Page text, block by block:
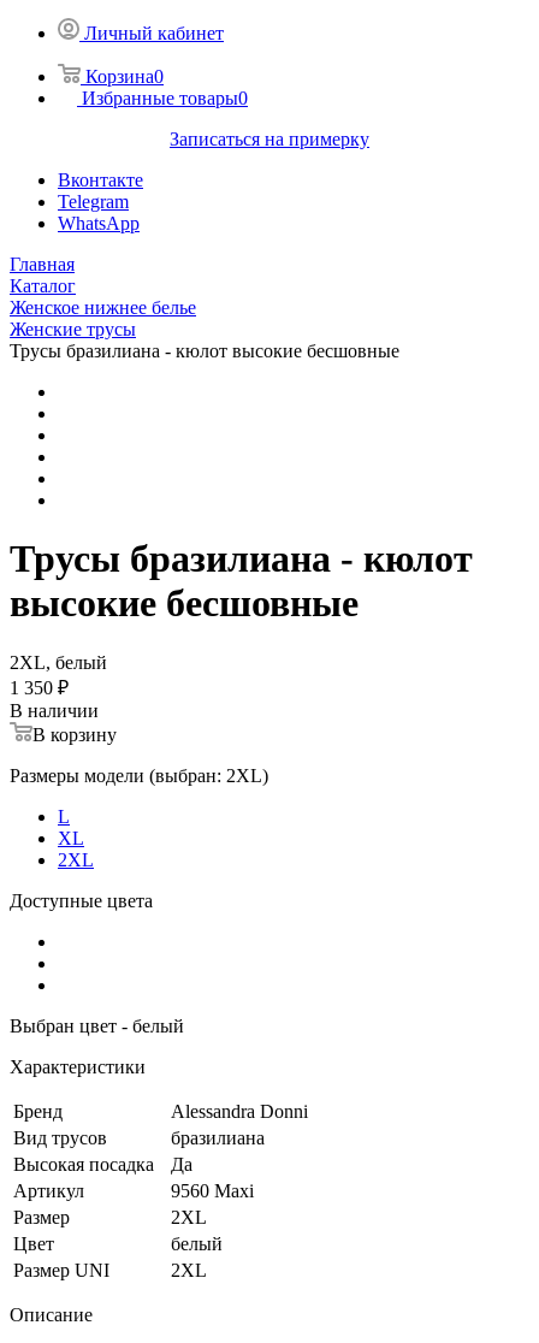
Личный кабинет
Корзина0
Избранные товары0
Записаться на примерку
Вконтакте
Telegram
WhatsApp
Главная
Каталог
Женское нижнее белье
Женские трусы
Трусы бразилиана - кюлот высокие бесшовные
Трусы бразилиана - кюлот
высокие бесшовные
2XL, белый
1 350 ₽
В наличии
В корзину
Размеры модели (выбран: 2XL)
L
XL
2XL
Доступные цвета
Выбран цвет - белый
Характеристики
Бренд
Alessandra Donni
Вид трусов
бразилиана
Высокая посадка
Да
Артикул
9560 Maxi
Размер
2XL
Цвет
белый
Размер UNI
2XL
Описание